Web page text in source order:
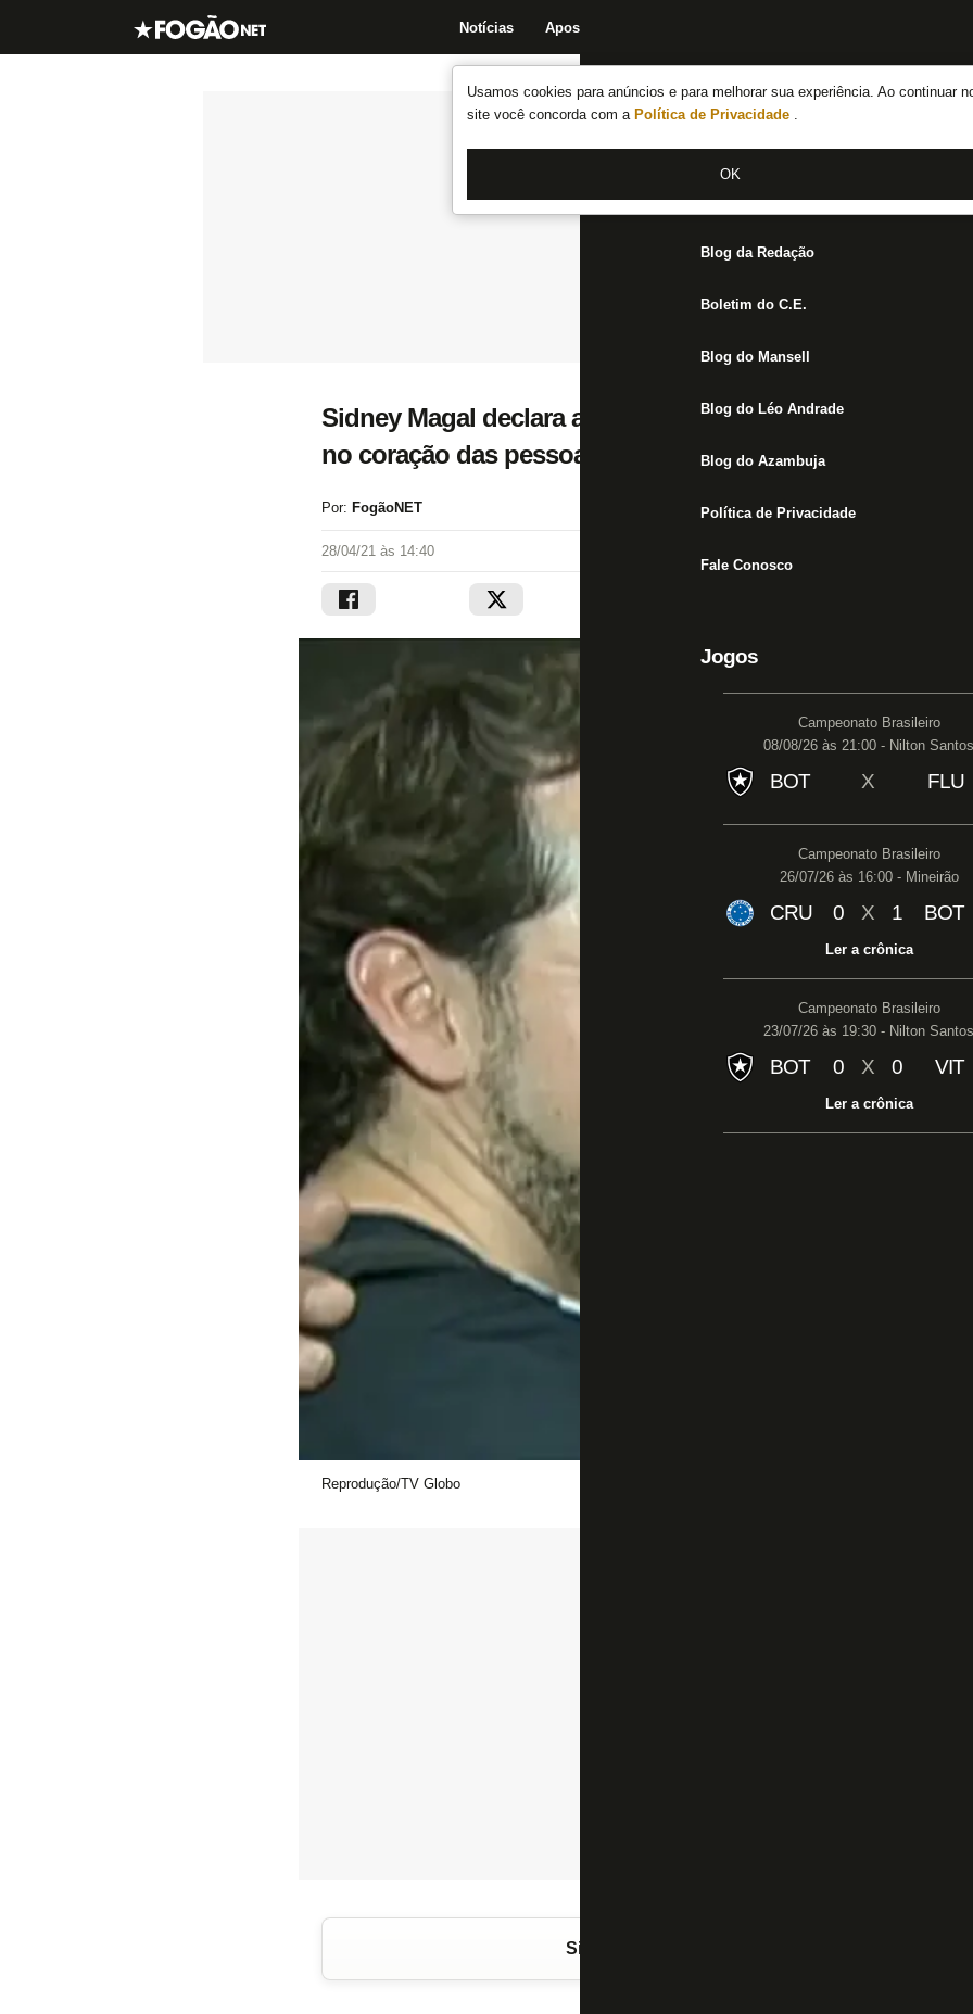
Usamos cookies para anúncios e para melhorar sua experiência. Ao continuar
site você concorda com a Política de Privacidade .
OK
Notícias Apostas
Notícias do Botafogo
Fórum
Jogos
Blog da Redação
Boletim do C.E.
Blog do Mansell
Blog do Léo Andrade
Blog do Azambuja
Política de Privacidade
Fale Conosco
Jogos
Campeonato Brasileiro
08/08/26 às 21:00 - Nilton Santos
BOT X FLU
Campeonato Brasileiro
26/07/26 às 16:00 - Mineirão
CRU 0 X 1 BOT
Ler a crônica
Campeonato Brasileiro
23/07/26 às 19:30 - Nilton Santos
BOT 0 X 0 VIT
Ler a crônica
Sidney Magal declara amor ao Botafogo: ‘O importante
no coração das pessoas’
Por: FogãoNET
28/04/21 às 14:40
Reprodução/TV Globo
Siga o FogãoNET